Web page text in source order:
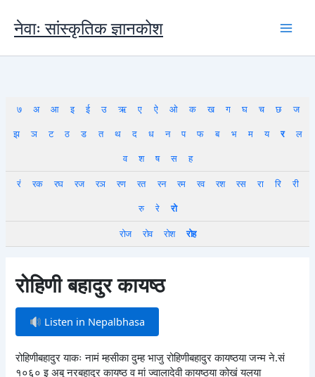
content
नेवाः सांस्कृतिक ज्ञानकोश
७ अ आ इ ई उ ऋ ए ऐ ओ क ख ग घ च छ
ज
झ
ञ ट ठ ड त थ द ध न प फ ब भ म य र
ल
व
श ष स
ह
रं
रक रघ रज रञ रण रत रन रम रव रश रस रा रि
री
रु
रे
रो
रोज
रोव रोश रोह
रोहिणी बहादुर कायष्ठ
Listen in Nepalbhasa
रोहिणीबहादुर याकः नामं म्हसीका दुम्ह भाजु रोहिणीबहादुर कायष्ठया जन्म ने.सं
१०६० इ अबु नरबहादुर कायष्ठ व मां ज्वालादेवी कायष्ठया कोखं यलया